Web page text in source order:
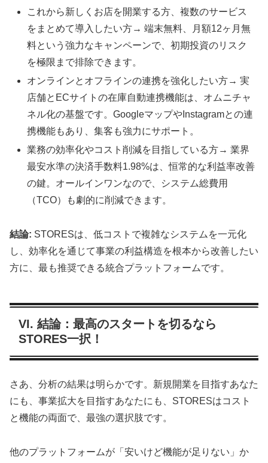
これから新しくお店を開業する方、複数のサービス
をまとめて導入したい方→ 端末無料、月額12ヶ月無
料という強力なキャンペーンで、初期投資のリスク
を極限まで排除できます。
オンラインとオフラインの連携を強化したい方→ 実
店舗とECサイトの在庫自動連携機能は、オムニチャ
ネル化の基盤です。GoogleマップやInstagramとの連
携機能もあり、集客も強力にサポート。
業務の効率化やコスト削減を目指している方→ 業界
最安水準の決済手数料1.98%は、恒常的な利益率改善
の鍵。オールインワンなので、システム総費用
（TCO）も劇的に削減できます。
結論: STORESは、低コストで複雑なシステムを一元化
し、効率化を通じて事業の利益構造を根本から改善したい
方に、最も推奨できる統合プラットフォームです。
VI. 結論：最高のスタートを切るなら
STORES一択！
さあ、分析の結果は明らかです。新規開業を目指すあなた
にも、事業拡大を目指すあなたにも、STORESはコスト
と機能の両面で、最強の選択肢です。
他のプラットフォームが「安いけど機能が足りない」か